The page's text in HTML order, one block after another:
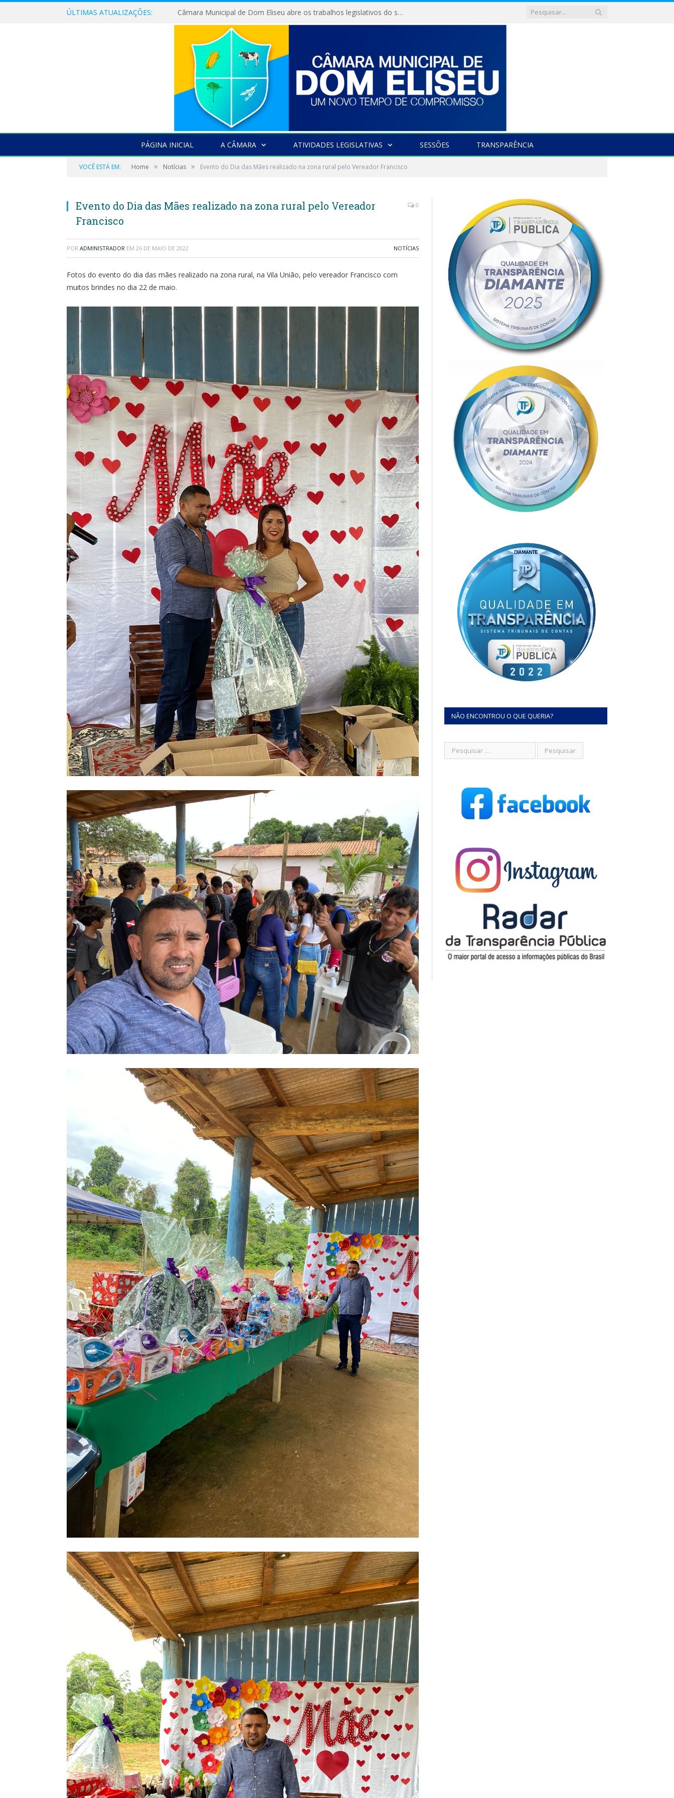
ÚLTIMAS ATUALIZAÇÕES: Câmara Municipal de Dom Eliseu abre os trabalhos legislativos do segundo semestre
PÁGINA INICIAL A CÂMARA ATIVIDADES LEGISLATIVAS SESSÕES TRANSPARÊNCIA
VOCÊ ESTÁ EM: Home » Notícias » Evento do Dia das Mães realizado na zona rural pelo Vereador Francisco
Evento do Dia das Mães realizado na zona rural pelo Vereador
Francisco
0
POR ADMINISTRADOR EM 26 DE MAIO DE 2022 NOTÍCIAS
Fotos do evento do dia das mães realizado na zona rural, na Vila União, pelo vereador Francisco com
muitos brindes no dia 22 de maio.
NÃO ENCONTROU O QUE QUERIA?